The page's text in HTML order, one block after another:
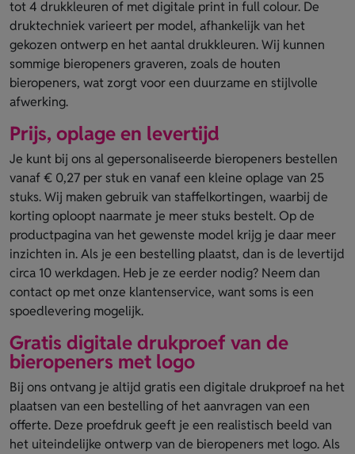
tot 4 drukkleuren of met digitale print in full colour. De
druktechniek varieert per model, afhankelijk van het
gekozen ontwerp en het aantal drukkleuren. Wij kunnen
sommige bieropeners graveren, zoals de houten
bieropeners, wat zorgt voor een duurzame en stijlvolle
afwerking.
Prijs, oplage en levertijd
Je kunt bij ons al gepersonaliseerde bieropeners bestellen
vanaf € 0,27 per stuk en vanaf een kleine oplage van 25
stuks. Wij maken gebruik van staffelkortingen, waarbij de
korting oploopt naarmate je meer stuks bestelt. Op de
productpagina van het gewenste model krijg je daar meer
inzichten in. Als je een bestelling plaatst, dan is de levertijd
circa 10 werkdagen. Heb je ze eerder nodig? Neem dan
contact op met onze klantenservice, want soms is een
spoedlevering mogelijk.
Gratis digitale drukproef van de
bieropeners met logo
Bij ons ontvang je altijd gratis een digitale drukproef na het
plaatsen van een bestelling of het aanvragen van een
offerte. Deze proefdruk geeft je een realistisch beeld van
het uiteindelijke ontwerp van de bieropeners met logo. Als